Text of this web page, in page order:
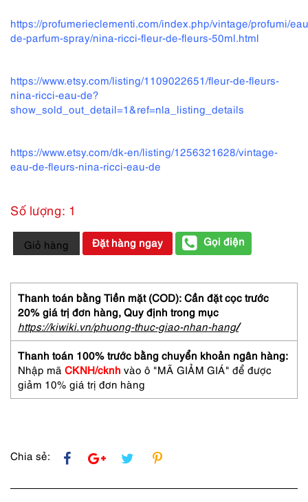
https://profumerieclementi.com/index.php/vintage/profumi/
de-parfum-spray/nina-ricci-fleur-de-fleurs-50ml.html
https://www.etsy.com/listing/1109022651/fleur-de-fleurs-
nina-ricci-eau-de?
show_sold_out_detail=1&ref=nla_listing_details
https://www.etsy.com/dk-en/listing/1256321628/vintage-
eau-de-fleurs-nina-ricci-eau-de
Số lượng: 1
6366-
NINA
Fleur
de
Fleurs
spray
50ml-
Nước
hoa
nữ-
Đã
lượng
Giỏ hàng Đặt hàng ngay Gọi điện
Thanh toán bằng Tiền mặt (COD): Cần đặt cọc trước
20% giá trị đơn hàng, Quy định trong mục
https://kiwiki.vn/phuong-thuc-giao-nhan-hang/
Thanh toán 100% trước bằng chuyển khoản ngân hàng:
Nhập mã CKNH/cknh vào ô "MÃ GIẢM GIÁ" để được
giảm 10% giá trị đơn hàng
Chia sẻ: